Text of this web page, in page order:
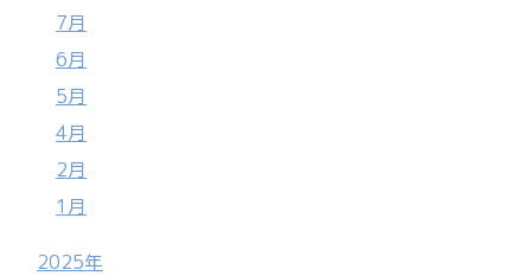
7月
6月
5月
4月
2月
1月
2025年